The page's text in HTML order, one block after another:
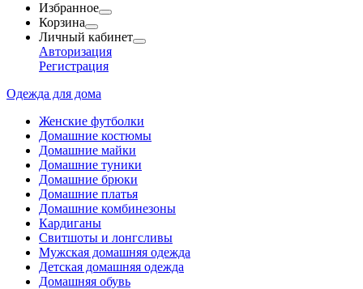
Избранное
Корзина
Личный кабинет
Авторизация
Регистрация
Одежда для дома
Женские футболки
Домашние костюмы
Домашние майки
Домашние туники
Домашние брюки
Домашние платья
Домашние комбинезоны
Кардиганы
Свитшоты и лонгсливы
Мужская домашняя одежда
Детская домашняя одежда
Домашняя обувь